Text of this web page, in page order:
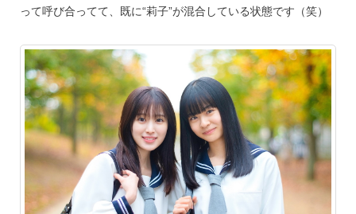
って呼び合ってて、既に“莉子”が混合している状態です（笑）